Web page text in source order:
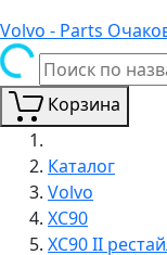
Volvo - Parts
Корзина
Каталог
Volvo
XC90
XC90 II